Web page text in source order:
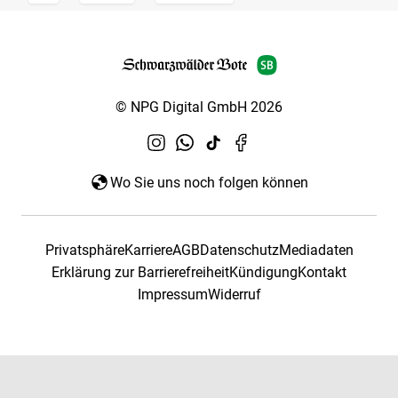
© NPG Digital GmbH 2026
Wo Sie uns noch folgen können
PrivatsphäreKarriereAGBDatenschutzMediadaten
Erklärung zur BarrierefreiheitKündigungKontakt
ImpressumWiderruf